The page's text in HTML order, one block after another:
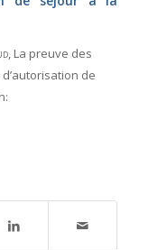
, La preuve des
de